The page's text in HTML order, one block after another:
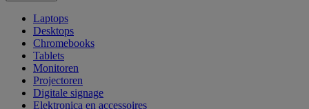
Laptops
Desktops
Chromebooks
Tablets
Monitoren
Projectoren
Digitale signage
Elektronica en accessoires